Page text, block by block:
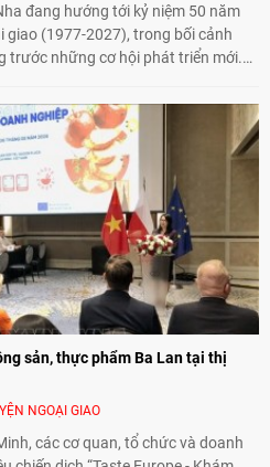
đang hướng tới kỷ niệm 50 năm
giao (1977-2027), trong bối cảnh
trước những cơ hội phát triển mới.
trọng trong việc củng cố nền tảng
biết, tin cậy và gắn bó giữa nhân
sản, thực phẩm Ba Lan tại thị
NGOẠI GIAO
các cơ quan, tổ chức và doanh